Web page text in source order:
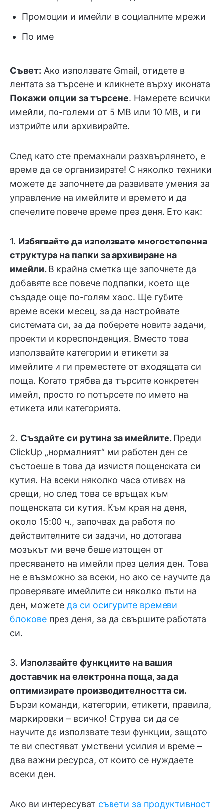
Промоции и имейли в социалните мрежи
По име
Съвет: Ако използвате Gmail, отидете в
лентата за търсене и кликнете върху иконата
Покажи опции за търсене. Намерете всички
имейли, по-големи от 5 MB или 10 MB, и ги
изтрийте или архивирайте.
След като сте премахнали разхвърлянето, е
време да се организирате! С няколко техники
можете да започнете да развивате умения за
управление на имейлите и времето и да
спечелите повече време през деня. Ето как:
1. Избягвайте да използвате многостепенна
структура на папки за архивиране на
имейли. В крайна сметка ще започнете да
добавяте все повече подпапки, което ще
създаде още по-голям хаос. Ще губите
време всеки месец, за да настройвате
системата си, за да поберете новите задачи,
проекти и кореспонденция. Вместо това
използвайте категории и етикети за
имейлите и ги преместете от входящата си
поща. Когато трябва да търсите конкретен
имейл, просто го потърсете по името на
етикета или категорията.
2. Създайте си рутина за имейлите. Преди
ClickUp „нормалният“ ми работен ден се
състоеше в това да изчистя пощенската си
кутия. На всеки няколко часа отивах на
срещи, но след това се връщах към
пощенската си кутия. Към края на деня,
около 15:00 ч., започвах да работя по
действителните си задачи, но дотогава
мозъкът ми вече беше изтощен от
пресяването на имейли през целия ден. Това
не е възможно за всеки, но ако се научите да
проверявате имейлите си няколко пъти на
ден, можете да си осигурите времеви
блокове през деня, за да свършите работата
си.
3. Използвайте функциите на вашия
доставчик на електронна поща, за да
оптимизирате производителността си.
Бързи команди, категории, етикети, правила,
маркировки – всичко! Струва си да се
научите да използвате тези функции, защото
те ви спестяват умствени усилия и време –
два важни ресурса, от които се нуждаете
всеки ден.
Ако ви интересуват съвети за продуктивност